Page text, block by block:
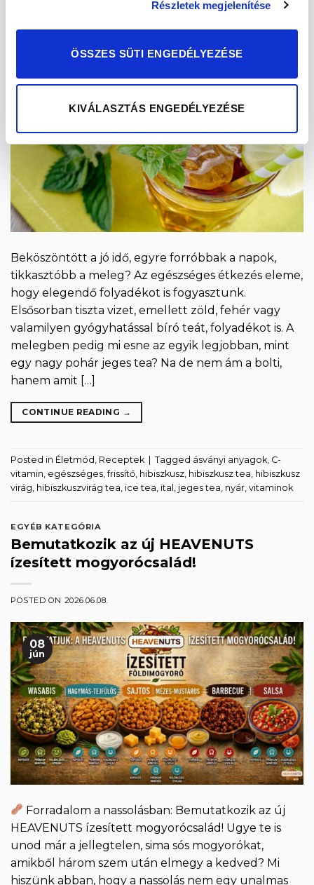
Részletek megjelenítése
ÖSSZES SÜTI ENGEDÉLYEZÉSE
KIVÁLASZTÁS ENGEDÉLYEZÉSE
08
Beköszöntött a jó idő, egyre forróbbak a napok,
tikkasztóbb a meleg? Az egészséges étkezés eleme,
hogy elegendő folyadékot is fogyasztunk.
Elsősorban tiszta vizet, emellett zöld, fehér vagy
valamilyen gyógyhatással bíró teát, folyadékot is. A
melegben pedig mi esne az egyik legjobban, mint
egy nagy pohár jeges tea? Na de nem ám a bolti,
hanem amit […]
CONTINUE READING →
Posted in Életmód , Receptek Tagged ásványi anyagok, C-
vitamin, egészséges,frissítő, hibiszkusz, hibiszkusz tea, hibiszkusz
virág, hibiszkuszvirág tea, ice tea, ital , jeges tea, nyár, vitaminok
EGYÉB KATEGÓRIA
Bemutatkozik az új HEAVENUTS
ízesített mogyorócsalád!
POSTED ON 2026.06.08.
08
jún
Forradalom a nassolásban: Bemutatkozik az új
HEAVENUTS ízesített mogyorócsalád! Ugye te is
unod már a jellegtelen, sima sós mogyorókat,
amikből három szem után elmegy a kedved? Mi
hiszünk abban, hogy a nassolás nem egy unalmas